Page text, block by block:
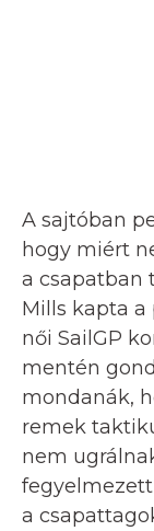
A sajtóban
hogy miért
a csapatban
Mills kapta a
női SailGP
mentén
mondanák,
remek
nem
a